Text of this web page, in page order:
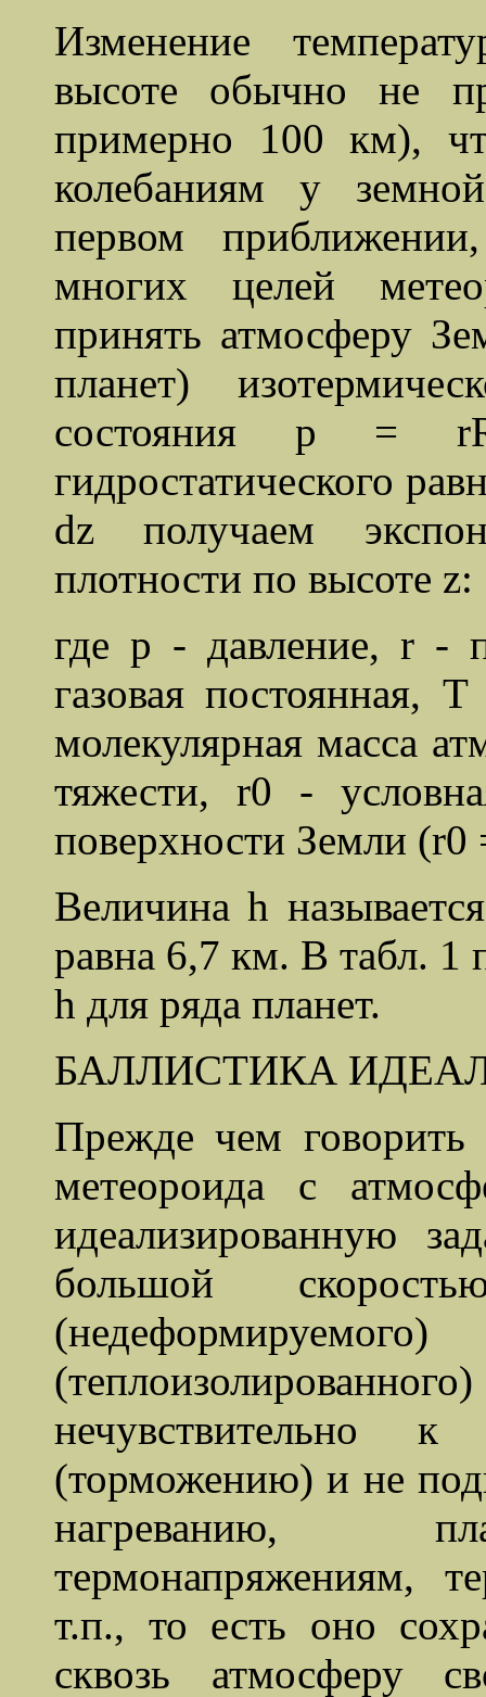
Изменение
высоте обычно не
примерно 100 км),
колебаниям у
первом
многих целей
принять атмосферу
планет)
состояния p =
гидростатического
dz получаем
плотности по высоте z:
где p - давление, r -
газовая постоянная,
молекулярная масса
тяжести, r0 -
поверхности Земли
Величина h
равна 6,7 км. В табл. 1
h для ряда планет.
БАЛЛИСТИКА
Прежде чем говорить
метеороида с
идеализированную
большой
нечувствительно к
(торможению) и не
нагреванию,
термонапряжениям,
т.п., то есть оно
сквозь атмосферу